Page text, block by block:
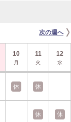
次の週へ
10
月
11
火
12
水
休 休
休 休